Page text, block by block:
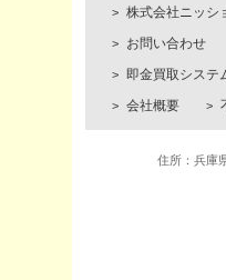
株式会社ニッシ
お問い合わせ
即金買取システ
会社概要
住所：兵庫